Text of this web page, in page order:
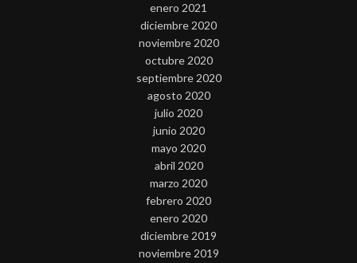
enero 2021
diciembre 2020
noviembre 2020
octubre 2020
septiembre 2020
agosto 2020
julio 2020
junio 2020
mayo 2020
abril 2020
marzo 2020
febrero 2020
enero 2020
diciembre 2019
noviembre 2019